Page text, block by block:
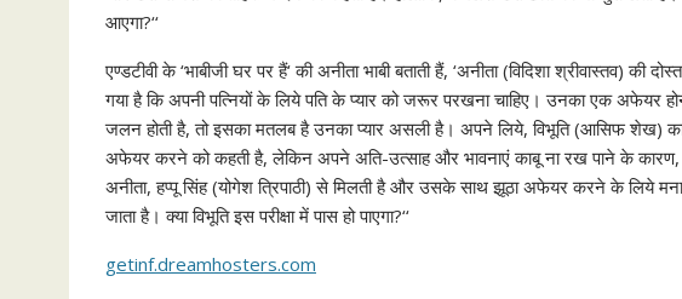
आएगा?‘‘
एण्डटीवी के ‘भाबीजी घर पर हैं‘ की अनीता भाबी बताती हैं, ‘अनीता (विदिशा श्रीवास्तव)
गया है कि अपनी पत्नियों के लिये पति के प्यार को जरूर परखना चाहिए। उनका एक अफेयर
जलन होती है, तो इसका मतलब है उनका प्यार असली है। अपने लिये, विभूति (आसिफ शेख) का
अफेयर करने को कहती है, लेकिन अपने अति-उत्साह और भावनाएं काबू ना रख पाने के
अनीता, हप्पू सिंह (योगेश त्रिपाठी) से मिलती है और उसके साथ झूठा अफेयर करने के लिये
जाता है। क्या विभूति इस परीक्षा में पास हो पाएगा?‘‘
getinf.dreamhosters.com